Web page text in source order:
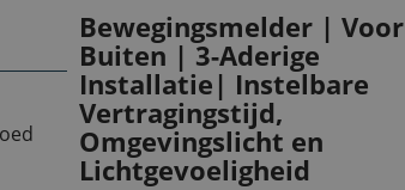
Bewegingsmelder | Voor
Buiten | 3-Aderige
Installatie| Instelbare
Vertragingstijd,
Omgevingslicht en
Lichtgevoeligheid